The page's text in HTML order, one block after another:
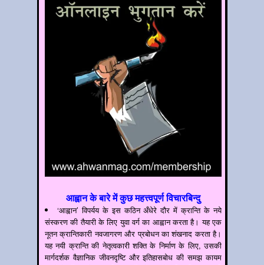
आह्वान के बारे में कुछ महत्त्वपूर्ण विचारबिन्दु
‘आह्वान’ विपर्यय के इस कठिन अँधेरे दौर में क्रान्ति के नये
संस्करण की तैयारी के लिए युवा वर्ग का आह्वान करता है। यह एक
नूतन क्रान्तिकारी नवजागरण और प्रबोधन का शंखनाद करता है।
यह नयी क्रान्ति की नेतृत्वकारी शक्ति के निर्माण के लिए, उसकी
मार्गदर्शक वैज्ञानिक जीवनदृष्टि और इतिहासबोध की समझ कायम